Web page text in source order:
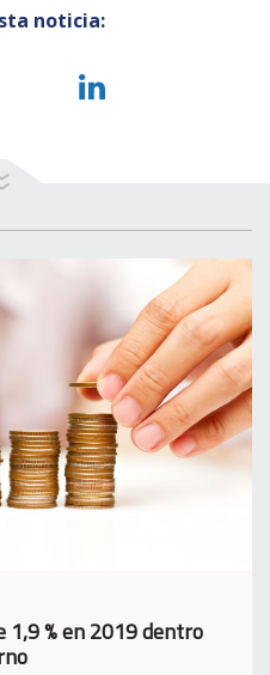
noticia:
1,9 % en 2019 dentro